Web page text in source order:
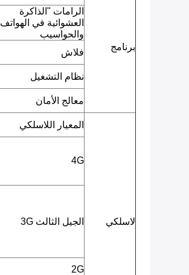
برنامج
الرامات "الذاكرة
العشوائية في الهواتف
والحواسيب
فلاش
نظام التشغيل
معالج الأمان
لاسلكي
المعيار اللاسلكي
4G
الجيل الثالث 3G
2G